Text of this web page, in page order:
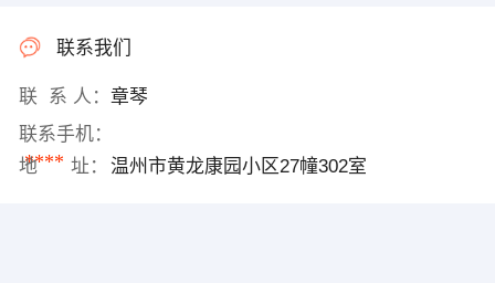
联系我们
联 系 人： 章琴
联系手机：
****
地 址： 温州市黄龙康园小区27幢302室